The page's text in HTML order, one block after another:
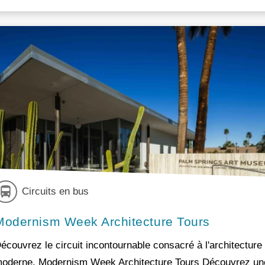
Circuits en bus
Week Architecture Tours
le circuit incontournable consacré à l'architecture
Modernism Week Architecture Tours Découvrez